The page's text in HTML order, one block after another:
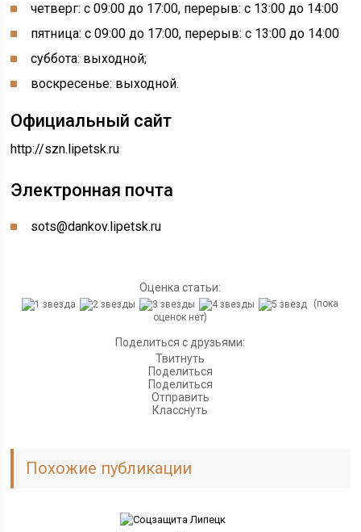
четверг: с 09:00 до 17:00, перерыв: с 13:00 до 14:00
пятница: с 09:00 до 17:00, перерыв: с 13:00 до 14:00
суббота: выходной;
воскресенье: выходной.
Официальный сайт
http://szn.lipetsk.ru
Электронная почта
sots@dankov.lipetsk.ru
Оценка статьи:
(пока
оценок нет)
Поделиться с друзьями:
Твитнуть
Поделиться
Поделиться
Отправить
Класснуть
Похожие публикации